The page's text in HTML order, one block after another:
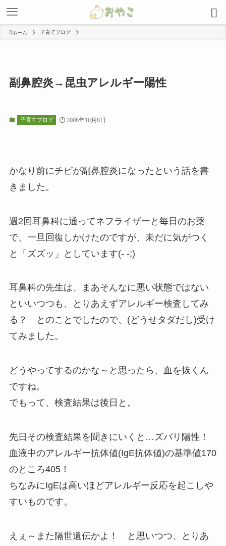
ホーム 子育てブログ
副鼻腔炎→昆虫アレルギー陽性
子育てブログ 2008年10月8日
かなり前にチビが副鼻腔炎になったという話を書
きました。
週2回耳鼻科に通ってネフライザーと毎日のお薬
で、一旦回復しかけたのですが、未だに気がつく
と「ズズッ」としています(- -;)
耳鼻科の先生は、まあそんなに悪い状態ではない
といいつつも、とりあえずアレルギー検査してみ
る？ とのことでしたので、(どうせタダだし)受け
てみました。
どうやってするのかな～と思ったら、血を抜くん
ですね。
でもって、検査結果は後日と。
先日その検査結果を聞きにいくと…ズバリ陽性！
血液中のアレルギー抗体値(IgE抗体値)の基準値170
のところ405！
ちなみにIgEは高いほどアレルギー反応を起こしや
すいものです。
えぇ～また隔世遺伝かよ！ と思いつつ、とりあ